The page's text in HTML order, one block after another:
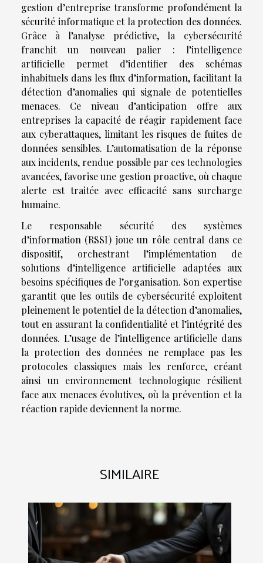
gestion d’entreprise transforme profondément la
sécurité informatique et la protection des données.
Grâce à l’analyse prédictive, la cybersécurité
franchit un nouveau palier : l’intelligence
artificielle permet d’identifier des schémas
inhabituels dans les flux d’information, facilitant la
détection d’anomalies qui signale de potentielles
menaces. Ce niveau d’anticipation offre aux
entreprises la capacité de réagir rapidement face
aux cyberattaques, limitant les risques de fuites de
données sensibles. L’automatisation de la réponse
aux incidents, rendue possible par ces technologies
avancées, favorise une gestion proactive, où chaque
alerte est traitée avec efficacité sans surcharge
humaine.
Le responsable sécurité des systèmes
d’information (RSSI) joue un rôle central dans ce
dispositif, orchestrant l’implémentation de
solutions d’intelligence artificielle adaptées aux
besoins spécifiques de l’organisation. Son expertise
garantit que les outils de cybersécurité exploitent
pleinement le potentiel de la détection d’anomalies,
tout en assurant la confidentialité et l’intégrité des
données. L’usage de l’intelligence artificielle dans
la protection des données ne remplace pas les
protocoles classiques mais les renforce, créant
ainsi un environnement technologique résilient
face aux menaces évolutives, où la prévention et la
réaction rapide deviennent la norme.
SIMILAIRE